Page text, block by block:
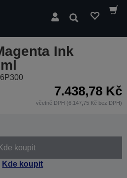
Hledat
Ink
7.438,78 Kč
včetně DPH (6.147,75 Kč bez DPH)
Kde koupit
Kde koupit